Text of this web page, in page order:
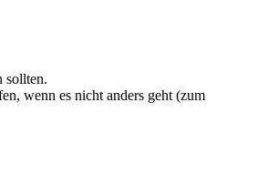
sollten.
wenn es nicht anders geht (zum